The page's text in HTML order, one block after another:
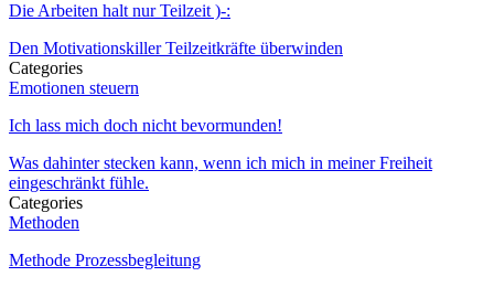
Die Arbeiten halt nur Teilzeit )-:
Den Motivationskiller Teilzeitkräfte überwinden
Categories
Emotionen steuern
Ich lass mich doch nicht bevormunden!
Was dahinter stecken kann, wenn ich mich in meiner Freiheit
eingeschränkt fühle.
Categories
Methoden
Methode Prozessbegleitung